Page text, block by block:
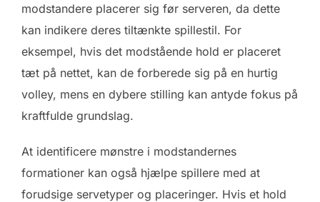
modstandere placerer sig før serveren, da dette
kan indikere deres tiltænkte spillestil. For
eksempel, hvis det modstående hold er placeret
tæt på nettet, kan de forberede sig på en hurtig
volley, mens en dybere stilling kan antyde fokus på
kraftfulde grundslag.
At identificere mønstre i modstandernes
formationer kan også hjælpe spillere med at
forudsige servetyper og placeringer. Hvis et hold